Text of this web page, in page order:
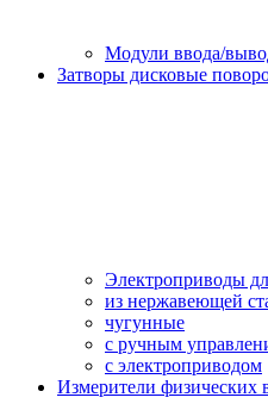
Модули ввода/
Затворы дисковые
Электроприводы
из нержавеющей
чугунные
с ручным
c электроприводом
Измерители физических